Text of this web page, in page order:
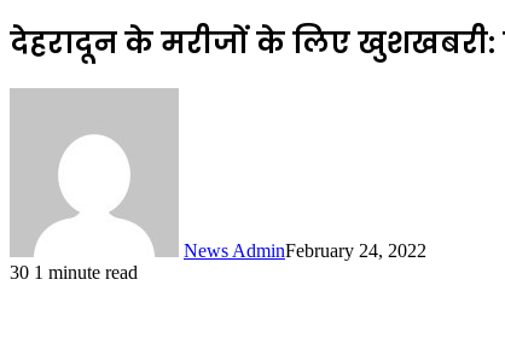
देहरादून के मरीजों के लिए
News AdminFebruary 24, 2022
30 1 minute read